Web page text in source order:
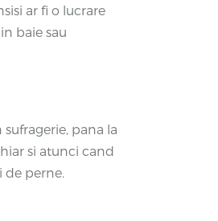
ar fi o lucrare
baie sau
pana la
si atunci cand
de perne.